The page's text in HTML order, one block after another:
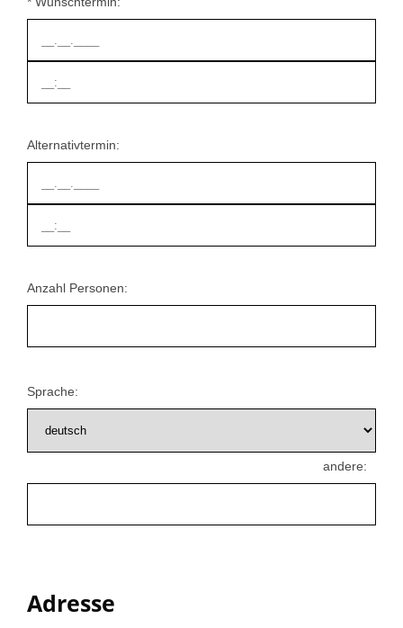
Alternativtermin:
Anzahl Personen:
Sprache:
andere:
Adresse